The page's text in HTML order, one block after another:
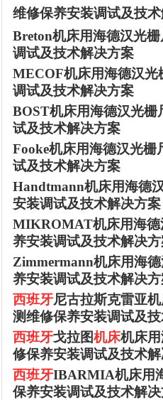
维修保养安装调试及技
Breton机床用海德汉光
调试及技术解决方案
MECOF机床用海德汉光
调试及技术解决方案
BOST机床用海德汉光栅
试及技术解决方案
Fooke机床用海德汉光栅
试及技术解决方案
Handtmann机床用海德
安装调试及技术解决方案
MIKROMAT机床用海
养安装调试及技术解决
Zimmermann机床用海
养安装调试及技术解决
西班牙尼古拉斯克雷亚
测维修保养安装调试及
西班牙戈拉图机床机床
修保养安装调试及技术
西班牙IBARMIA机床用
保养安装调试及技术解